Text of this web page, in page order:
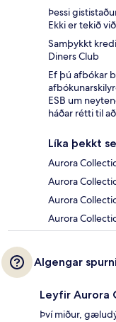
Þessi
Ekki er tekið
Samþykkt
Diners Club
Ef þú afbókar
ESB um
háðar rétti til
Líka þekkt
Aurora
Aurora
Aurora
Aurora
Algengar
Leyfir Aurora
Því miður,